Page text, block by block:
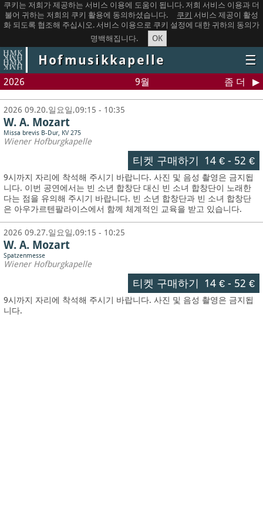
쿠키는 저희가 제공하는 서비스 이용에 도움이 됩니다. 저희 서비스 이용과 더
불어 귀하는 저희의 쿠키 활용에 동의하셨습니다.
쿠키 서비스 제공이 활성
화 되도록 협조해 주십시오. 서비스 이용으로 쿠키 설정에 대한 귀하의 동의가
명백해집니다.
OK
Hofmusikkapelle ☰
2026 9월 좀 더
2026 09.20.일요일,09:15 - 10:35
W. A. Mozart
Missa brevis B-Dur, KV 275
Wiener Hofburgkapelle
티켓 구매하기 14 €- 52 €
9시까지 자리에 착석해 주시기 바랍니다. 사진 및 음성 촬영은 금지됩
니다. 이번 공연에서는 빈 소년 합창단 대신 빈 소녀 합창단이 노래한
다는 점을 유의해 주시기 바랍니다. 빈 소년 합창단과 빈 소녀 합창단
은 아우가르텐팔라이스에서 함께 체계적인 교육을 받고 있습니다.
2026 09.27.일요일,09:15 - 10:25
W. A. Mozart
Spatzenmesse
Wiener Hofburgkapelle
티켓 구매하기 14 €- 52 €
9시까지 자리에 착석해 주시기 바랍니다. 사진 및 음성 촬영은 금지됩
니다.